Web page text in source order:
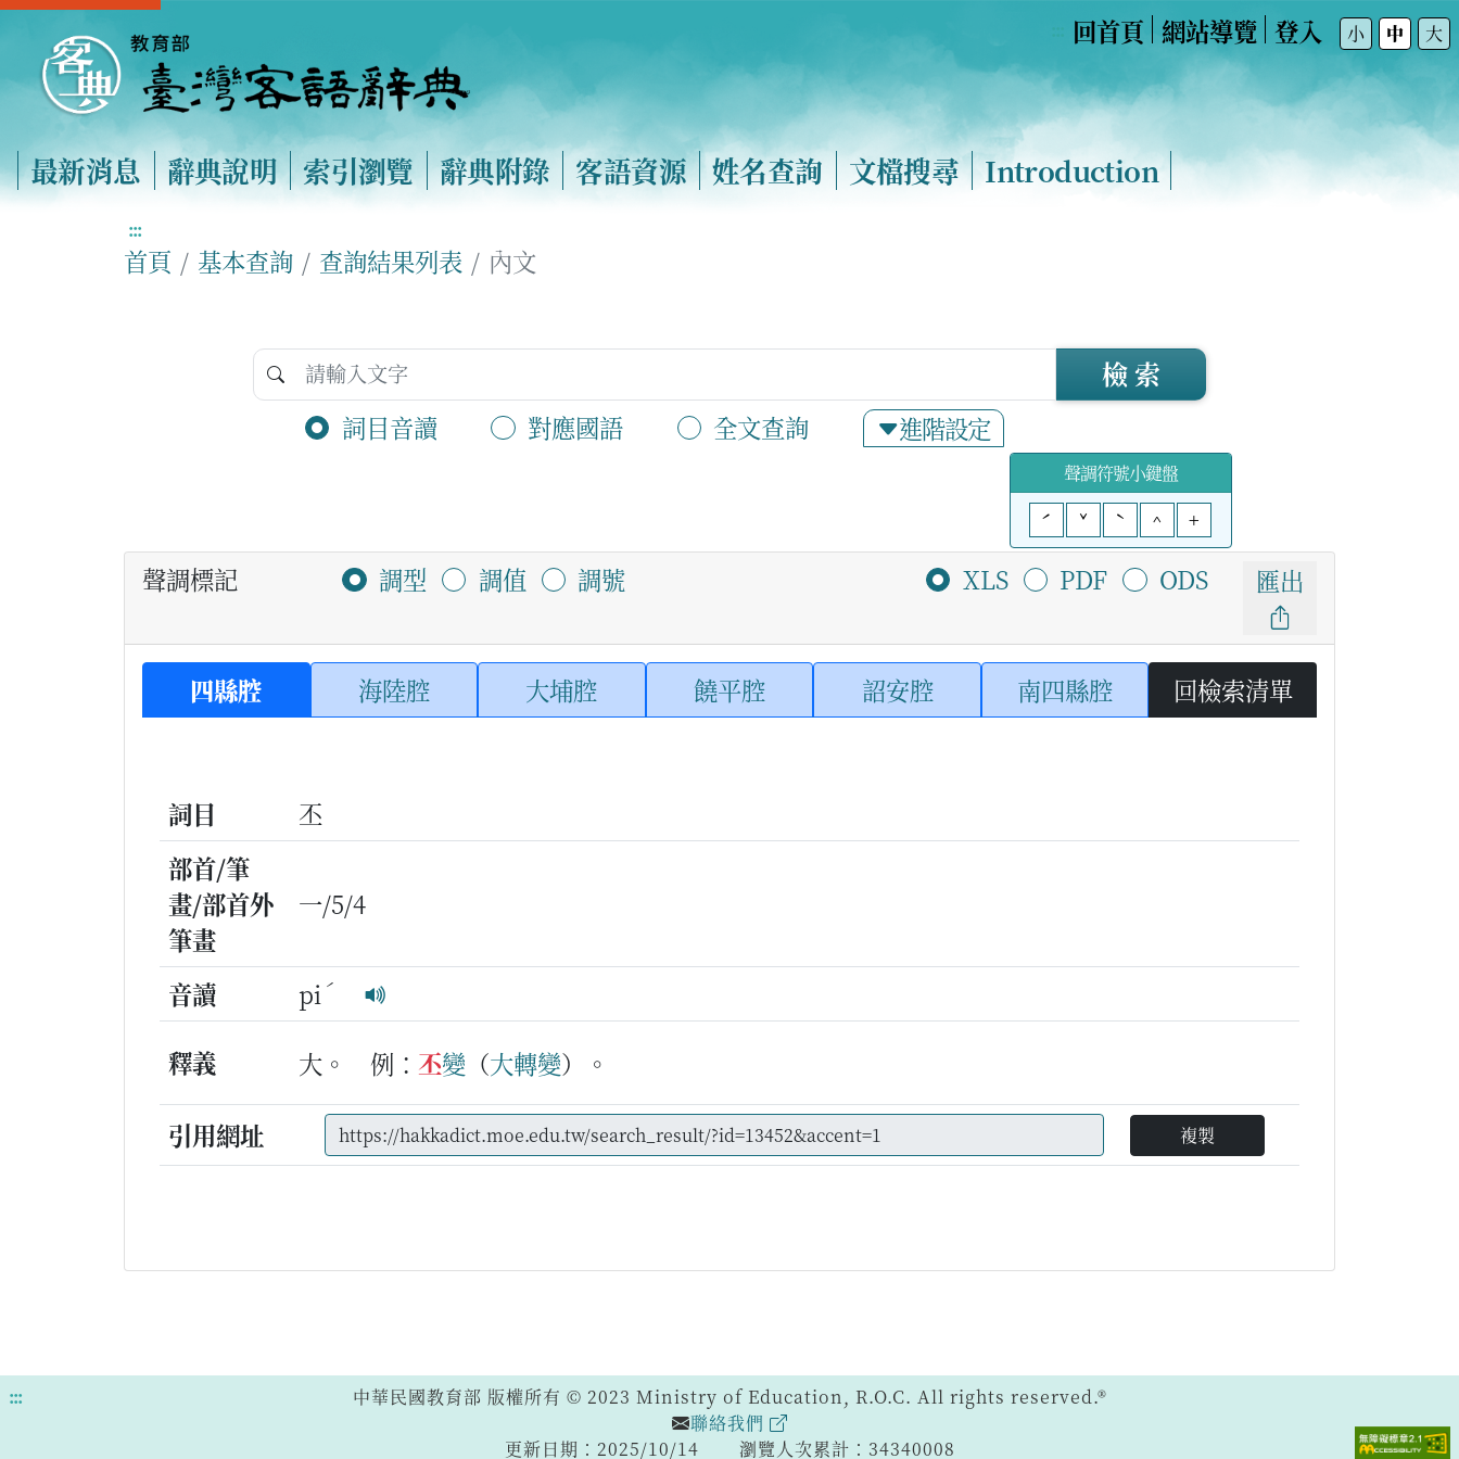
回首頁 網站導覽 登入 小 中 大
最新消息 辭典說明 索引瀏覽 辭典附錄 客語資源 姓名查詢 文檔搜尋 Introduction
:::
首頁 基本查詢 查詢結果列表 內文
詞目音讀 對應國語 全文查詢 進階設定
檢 索
聲調符號小鍵盤
ˊ
ˇ ˋ ^ +
聲調標記 調型 調值 調號 XLS PDF ODS 匯出
四縣腔 海陸腔 大埔腔 饒平腔 詔安腔 南四縣腔 回檢索清單
詞目
丕
部首/筆
畫/部首外
筆畫
一/5/4
音讀 pi ˊ
釋義 大。 例： 丕變 （大轉變）。
引用網址 複製
:::
中華民國教育部 版權所有 © 2023 Ministry of Education, R.O.C. All rights reserved.®
聯絡我們
更新日期：2025/10/14
瀏覽人次累計：34340008